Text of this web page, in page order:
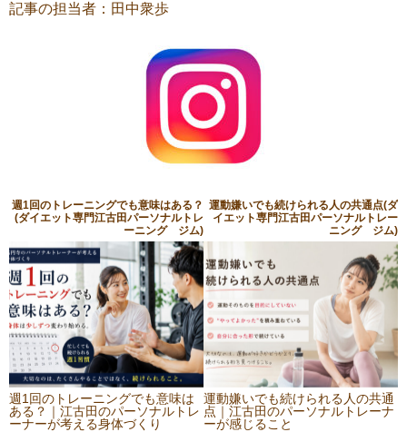
記事の担当者：田中衆歩
週1回のトレーニングでも意味はある？
(ダイエット専門江古田パーソナルトレ
ーニング ジム)
週1回のトレーニングでも意味は
ある？｜江古田のパーソナルトレ
ーナーが考える身体づくり
運動嫌いでも続けられる人の共通点(ダ
イエット専門江古田パーソナルトレー
ニング ジム)
運動嫌いでも続けられる人の共通
点｜江古田のパーソナルトレーナ
ーが感じること